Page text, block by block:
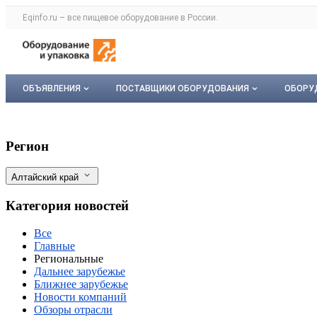
Раздел навигации по сайту eqinfo.ru
Eqinfo.ru – все пищевое оборудование в России.
Авторизация и меню пользователя
Навигация по разделам сайта eqinfo.ru
ОБЪЯВЛЕНИЯ
Мои объявления
ПОСТАВЩИКИ ОБОРУДОВАНИЯ
Платное размещение
Алтайский производитель
Фильтры
Регион
Алтайский край
Категория новостей
Все
Главные
Региональные
Дальнее зарубежье
Ближнее зарубежье
Новости компаний
Обзоры отрасли